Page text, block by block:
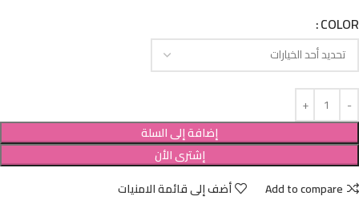
COLOR
إضافة إلى السلة
إشترى الأن
Add to compare
أضف إلى قائمة الامنيات